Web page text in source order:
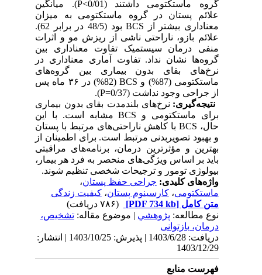
گروه ماستکتومی داشتند (0/01>
P). میانگین
علائم پستان در گروه ماستکتومی به میزان
معناداری بیشتر ازBCS
بود (48/5 در برابر 62).
علائم بازو، ناراحتی ناشی از ریزش مو و اثرات
منفی درمان سیستمیک تفاوت معناداری بین
گروه‌ها نشان نداد. تفاوت آماری معناداری در
نرخ‌های بقای بدون بیماری بین گروه‌های
ماستکتومی (87%) و
BCS
(82%) در ۳۶ ماه پس
از جراحی وجود نداشت (0/37=
P
).
نتیجه‌گیری‌:نرخ‌های بلندمدت بقای بدون بیماری
برای ماستکتومی وBCSمشابه است. با این
حال،BCSبا کاهش ناراحتی‌های مرتبط با پستان
و بهبود تصویربدنی مرتبط است. برای اطمینان از
بهترین و مؤثرترین درمان، برنامه‌های مراقبتی
باید بر اساس ویژگی‌های منحصر به فرد هر بیمار،
بیولوژی تومور و ترجیحات شخصی تنظیم شوند.
واژه‌های کلیدی:جراحی حفظ پستان،
ماستکتومی،کارسینوم پستان،کیفیت زندگی
متن کامل[PDF 734 kb]
نوع مطالعه:پژوهشي| موضوع مقاله:تشخیص،
درمان، بازتوانی
دریافت: 1403/6/28 | پذیرش: 1403/10/25 | انتشار:
1403/12/29
فهرست منابع